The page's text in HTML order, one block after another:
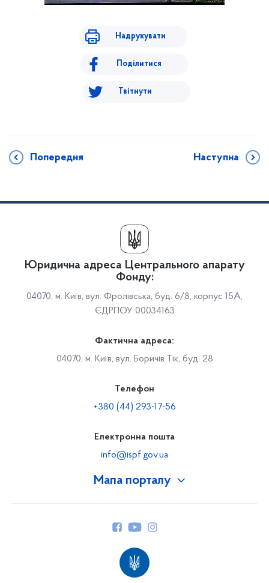
Надрукувати
Поділитися
Твітнути
Попередня Наступна
Мапа порталу
Юридична адреса Центрального апарату
Фонду:
04070, м. Київ, вул. Фролівська, буд. 6/8, корпус 15А,
ЄДРПОУ 00034163
Фактична адреса:
04070, м. Київ, вул. Боричів Тік, буд. 28
Телефон
+380 (44) 293-17-56
Електронна пошта
info@ispf.gov.ua